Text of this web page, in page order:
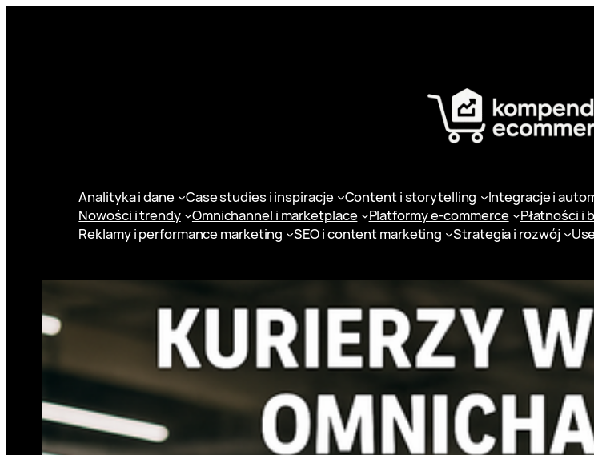
Analityka i dane Case studies i inspiracje Content i storytelling Integracje i
Nowości i trendy
Omnichannel i marketplace Platformy e-commerce Płatności i
Reklamy i performance marketing
SEO i content marketing Strategia i rozwój